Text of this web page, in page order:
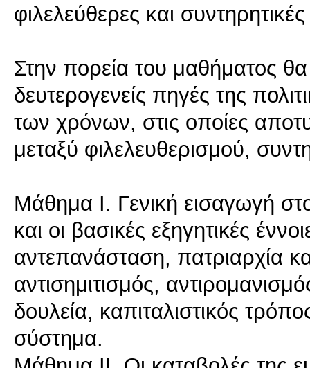
φιλελεύθερες και συντηρητικές
Στην πορεία του μαθήματος
δευτερογενείς πηγές της
των χρόνων, στις οποίες
μεταξύ φιλελευθερισμού,
Mάθημα Ι. Γενική εισαγωγή
και οι βασικές εξηγητικές
αντεπανάσταση, πατριαρχία
αντισημιτισμός,
δουλεία, καπιταλιστικός
σύστημα.